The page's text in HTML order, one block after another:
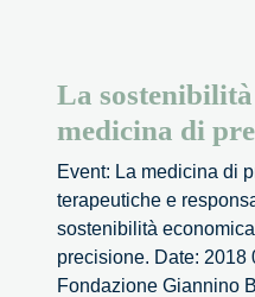
La
medicina di
Event: La medicina di
terapeutiche e
sostenibilità
precisione. Date: 2018
Fondazione Giannino